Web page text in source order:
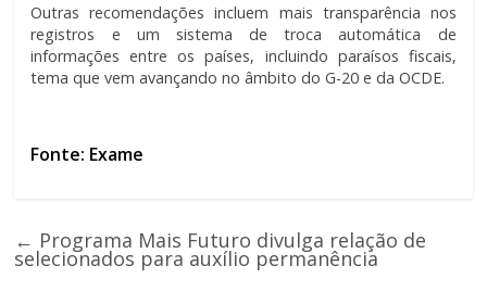
Outras recomendações incluem mais transparência nos
registros e um sistema de troca automática de
informações entre os países, incluindo paraísos fiscais,
tema que vem avançando no âmbito do G-20 e da OCDE.
Fonte: Exame
← Programa Mais Futuro divulga relação de
selecionados para auxílio permanência